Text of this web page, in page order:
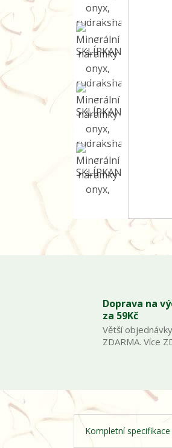
Doprava na
za 59Kč
Větší
ZDARMA. Více
Kompletní specifikace